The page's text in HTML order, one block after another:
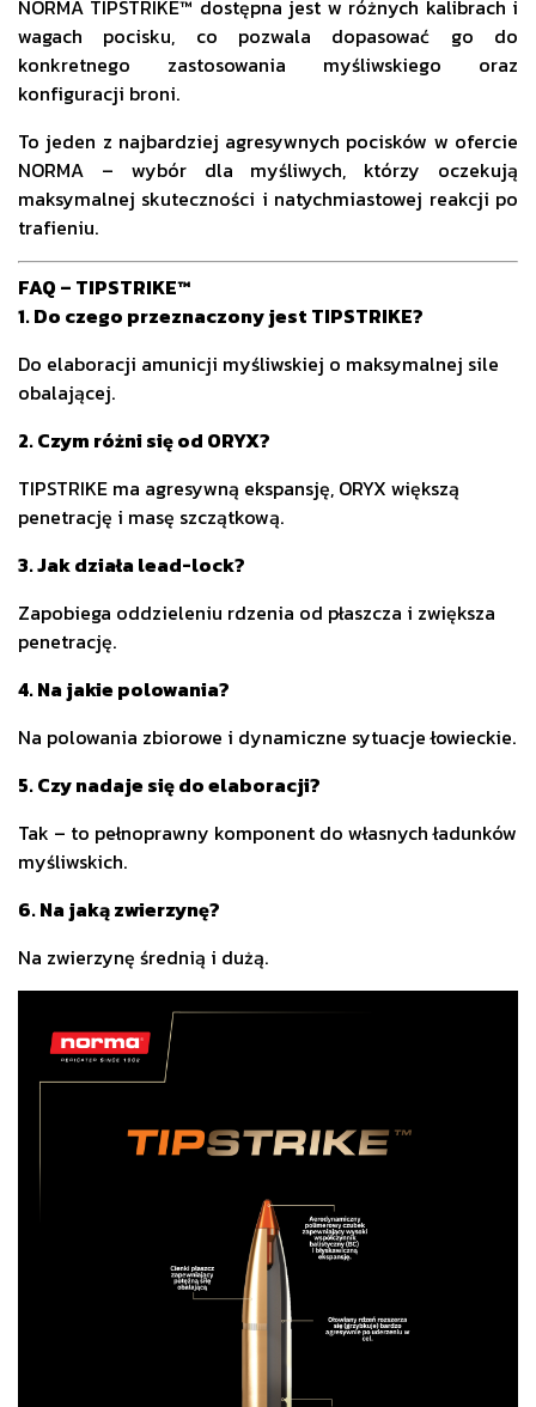
NORMA TIPSTRIKE™ dostępna jest w różnych kalibrach i
wagach pocisku, co pozwala dopasować go do
konkretnego zastosowania myśliwskiego oraz
konfiguracji broni.
To jeden z najbardziej agresywnych pocisków w ofercie
NORMA – wybór dla myśliwych, którzy oczekują
maksymalnej skuteczności i natychmiastowej reakcji po
trafieniu.
FAQ – TIPSTRIKE™
1. Do czego przeznaczony jest TIPSTRIKE?
Do elaboracji amunicji myśliwskiej o maksymalnej sile
obalającej.
2. Czym różni się od ORYX?
TIPSTRIKE ma agresywną ekspansję, ORYX większą
penetrację i masę szczątkową.
3. Jak działa lead-lock?
Zapobiega oddzieleniu rdzenia od płaszcza i zwiększa
penetrację.
4. Na jakie polowania?
Na polowania zbiorowe i dynamiczne sytuacje łowieckie.
5. Czy nadaje się do elaboracji?
Tak – to pełnoprawny komponent do własnych ładunków
myśliwskich.
6. Na jaką zwierzynę?
Na zwierzynę średnią i dużą.